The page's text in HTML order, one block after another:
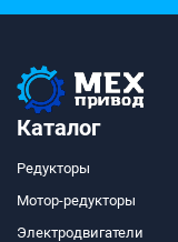
Каталог
Редукторы
Мотор-редукторы
Электродвигатели